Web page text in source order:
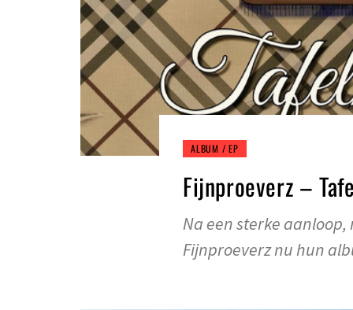
ALBUM / EP
Fijnproeverz –
Na een sterke
Fijnproeverz nu hun